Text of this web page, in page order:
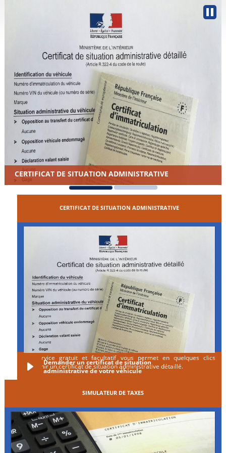
CERTIFICAT DE SITUATION ADMINISTRATIVE
CERTIFICAT DE SITUATION ADMINISTRATIVE
Ce service gratuit et facultatif vous permet en quelques clics
d'obtenir un certificat de situation administrative détaillé.
Demander un certificat de situation
administrative de votre véhicule
SIMULATEUR DE TAXES